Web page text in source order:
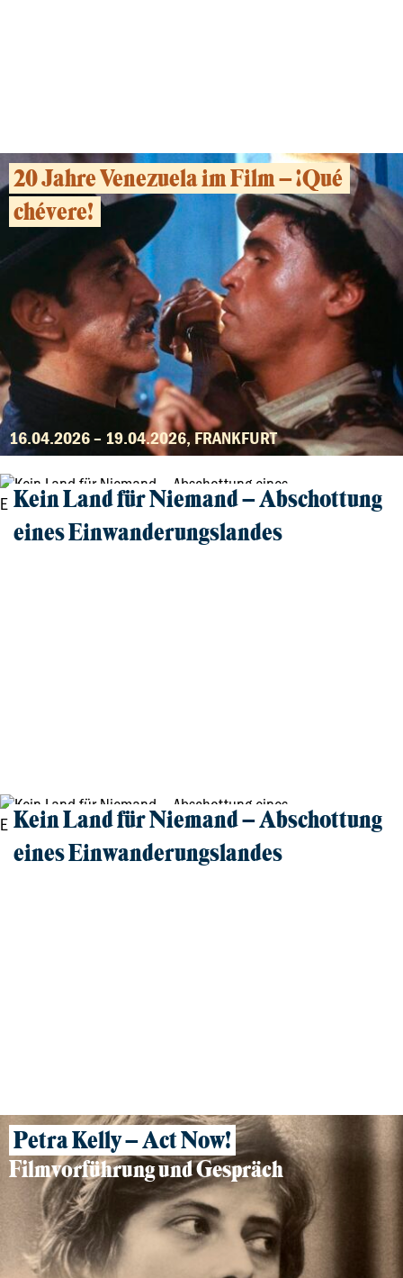
20 Jahre Venezuela im Film – ¡Qué
chévere!
16.04.2026 – 19.04.2026, FRANKFURT
Kein Land für Niemand – Abschottung
eines Einwanderungslandes
Kein Land für Niemand – Abschottung
eines Einwanderungslandes
Petra Kelly – Act Now!
Filmvorführung und Gespräch